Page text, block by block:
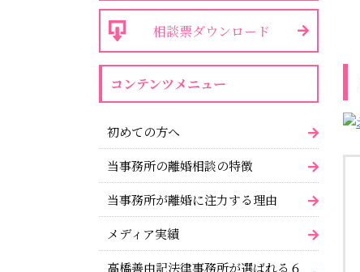
相談票ダウンロード
コンテンツメニュー
初めての方へ
当事務所の離婚相談の特徴
当事務所が離婚に注力する理由
メディア実績
高橋善由記法律事務所が選ばれる６